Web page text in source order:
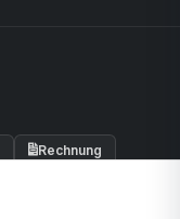
Rechnung